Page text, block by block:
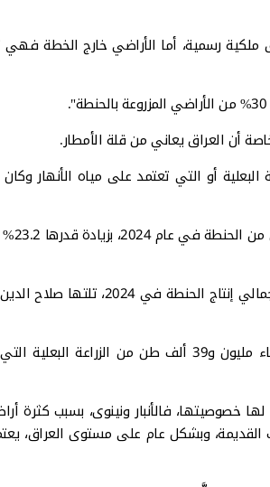
ملكية رسمية، أما الأراضي خارج الخطة
أن العراق يعاني من قلة الأمطار.
850 ألف دينار للطن، أما الحنطة البعلية أو التي تعتمد على مياه
ووفقاً
واحتلت نينوى المرتبة الأولى بإنتاج مليون و394 ألف طن، وهو ما يمثل 26.6% من
في العام الماضي، أُنتج أربعة ملايين و195 ألف طن من الأراضي المروية، بينما جاء مليون و39 ألف
خصوصيتها، فالأنبار ونينوى، بسبب كثرة
وبشكل عام على مستوى العراق،